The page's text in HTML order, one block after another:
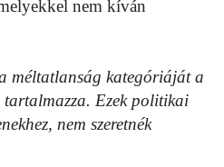
nem kíván
méltatlanság kategóriáját a
Ezek politikai
nem szeretnék